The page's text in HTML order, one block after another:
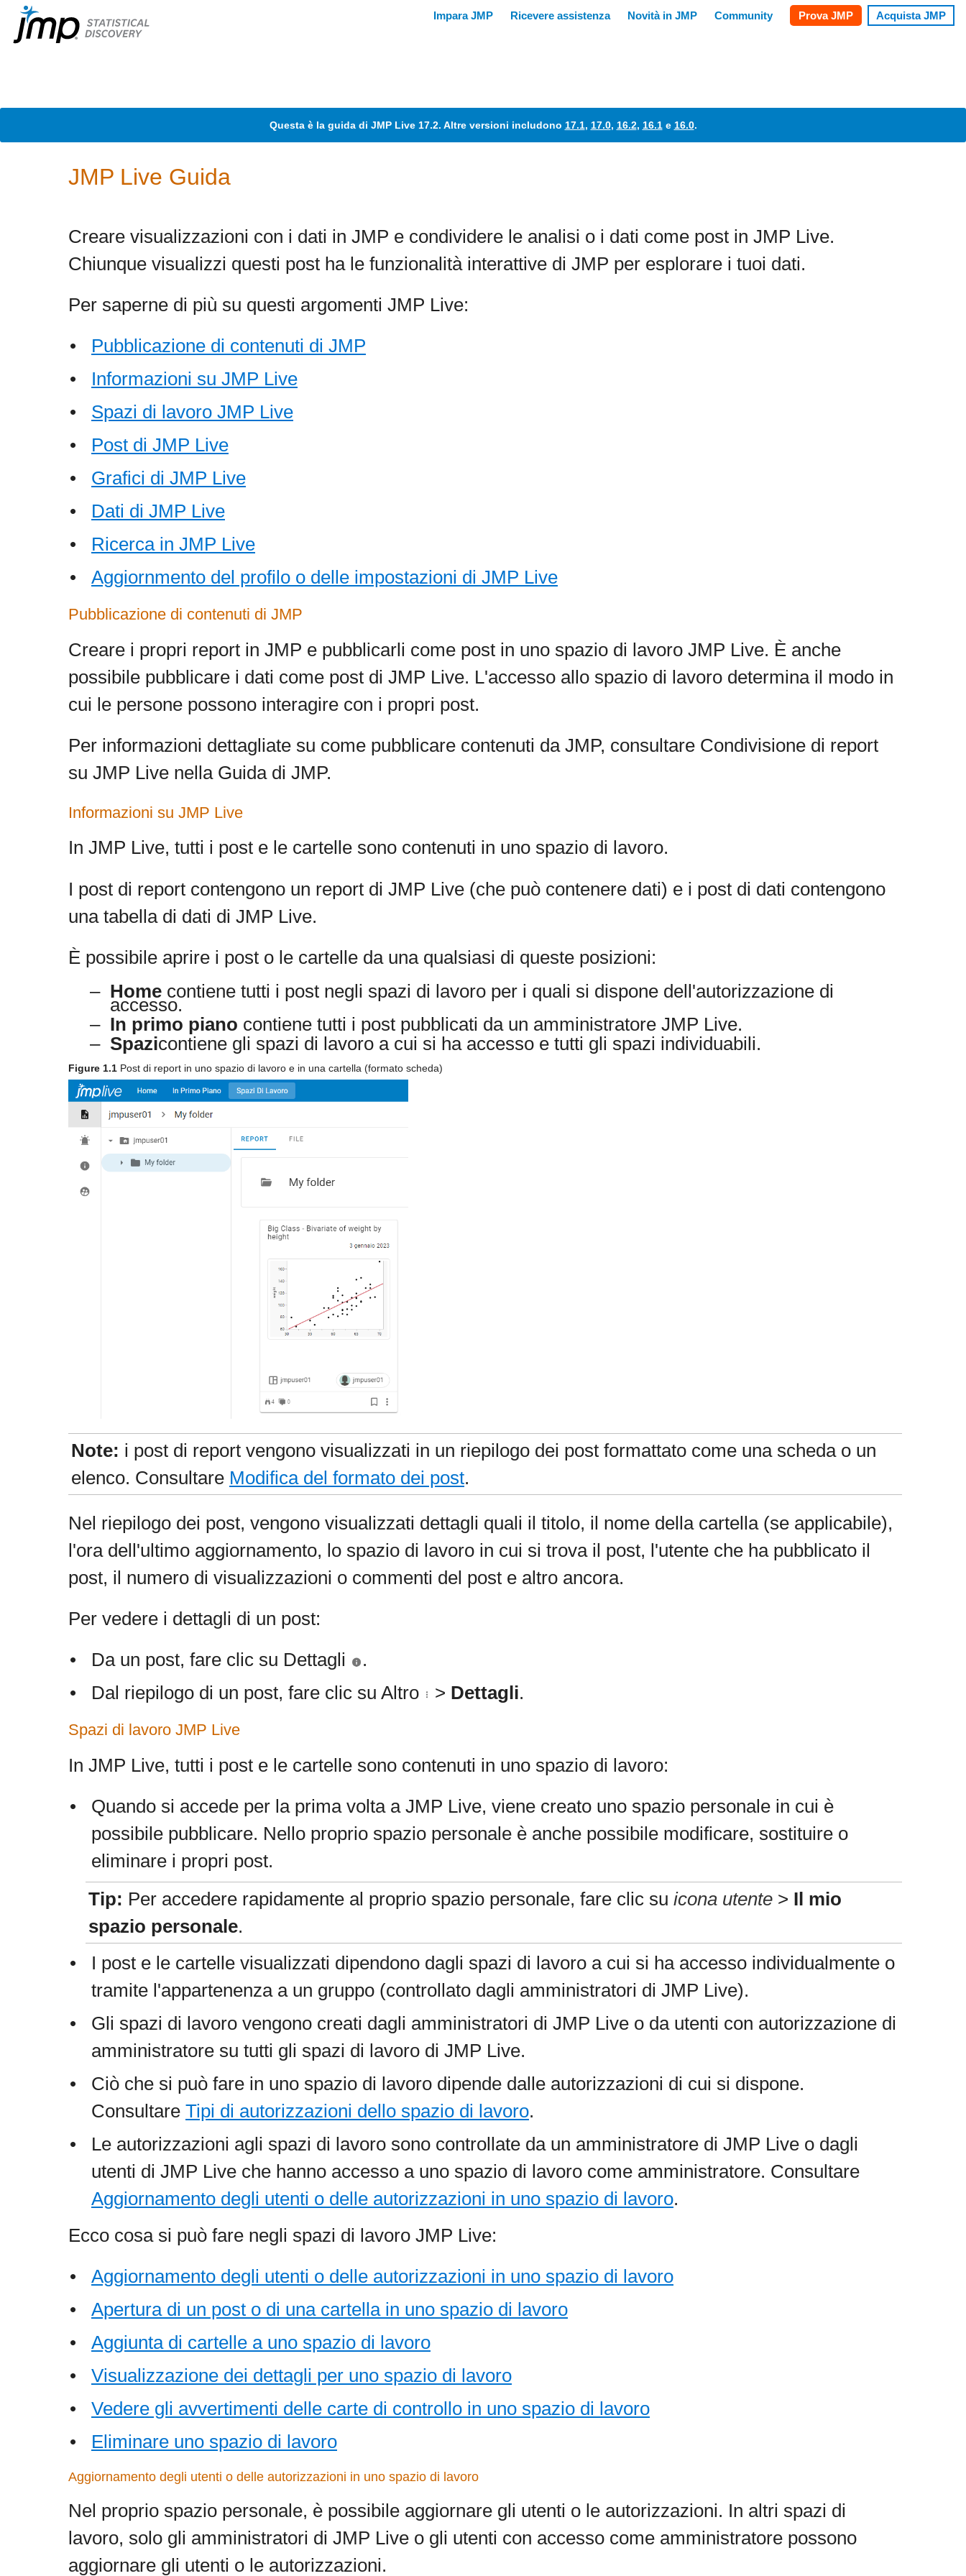
Questa è la guida di JMP Live 17.2. Altre versioni includono 17.1, 17.0, 16.2, 16.1e 16.0.
JMP Live Guida
Creare visualizzazioni con i dati in JMP e condividere le analisi o i dati come post in JMP Live.
Chiunque visualizzi questi post ha le funzionalità interattive di JMP per esplorare i tuoi dati.
Per saperne di più su questi argomenti JMP Live:
•
Pubblicazione di contenuti di JMP
•
Informazioni su JMP Live
•
Spazi di lavoro JMP Live
•
Post di JMP Live
•
Grafici di JMP Live
•
Dati di JMP Live
•
Ricerca in JMP Live
•
Aggiornmento del profilo o delle impostazioni di JMP Live
Pubblicazione di contenuti di JMP
Creare i propri report in JMP e pubblicarli come post in uno spazio di lavoro JMP Live. È anche
possibile pubblicare i dati come post di JMP Live. L'accesso allo spazio di lavoro determina il modo in
cui le persone possono interagire con i propri post.
Per informazioni dettagliate su come pubblicare contenuti da JMP, consultare Condivisione di report
su JMP Live nella Guida di JMP.
Informazioni su JMP Live
In JMP Live, tutti i post e le cartelle sono contenuti in uno spazio di lavoro.
I post di report contengono un report di JMP Live (che può contenere dati) e i post di dati contengono
una tabella di dati di JMP Live.
È possibile aprire i post o le cartelle da una qualsiasi di queste posizioni:
– Home contiene tutti i post negli spazi di lavoro per i quali si dispone dell'autorizzazione di
accesso.
– In primo piano contiene tutti i post pubblicati da un amministratore JMP Live.
– Spazicontiene gli spazi di lavoro a cui si ha accesso e tutti gli spazi individuabili.
Figure 1.1 Post di report in uno spazio di lavoro e in una cartella (formato scheda)
Note: i post di report vengono visualizzati in un riepilogo dei post formattato come una scheda o un
elenco. Consultare Modifica del formato dei post.
Nel riepilogo dei post, vengono visualizzati dettagli quali il titolo, il nome della cartella (se applicabile),
l'ora dell'ultimo aggiornamento, lo spazio di lavoro in cui si trova il post, l'utente che ha pubblicato il
post, il numero di visualizzazioni o commenti del post e altro ancora.
Per vedere i dettagli di un post:
• Da un post, fare clic su Dettagli
.
•
Dal riepilogo di un post, fare clic su Altro > Dettagli.
Spazi di lavoro JMP Live
In JMP Live, tutti i post e le cartelle sono contenuti in uno spazio di lavoro:
• Quando si accede per la prima volta a JMP Live, viene creato uno spazio personale in cui è
possibile pubblicare. Nello proprio spazio personale è anche possibile modificare, sostituire o
eliminare i propri post.
Tip: Per accedere rapidamente al proprio spazio personale, fare clic su icona utente > Il mio
spazio personale.
•
I post e le cartelle visualizzati dipendono dagli spazi di lavoro a cui si ha accesso individualmente o
tramite l'appartenenza a un gruppo (controllato dagli amministratori di JMP Live).
•
Gli spazi di lavoro vengono creati dagli amministratori di JMP Live o da utenti con autorizzazione di
amministratore su tutti gli spazi di lavoro di JMP Live.
•
Ciò che si può fare in uno spazio di lavoro dipende dalle autorizzazioni di cui si dispone.
Consultare Tipi di autorizzazioni dello spazio di lavoro.
•
Le autorizzazioni agli spazi di lavoro sono controllate da un amministratore di JMP Live o dagli
utenti di JMP Live che hanno accesso a uno spazio di lavoro come amministratore. Consultare
Aggiornamento degli utenti o delle autorizzazioni in uno spazio di lavoro.
Ecco cosa si può fare negli spazi di lavoro JMP Live:
•
Aggiornamento degli utenti o delle autorizzazioni in uno spazio di lavoro
•
Apertura di un post o di una cartella in uno spazio di lavoro
•
Aggiunta di cartelle a uno spazio di lavoro
•
Visualizzazione dei dettagli per uno spazio di lavoro
•
Vedere gli avvertimenti delle carte di controllo in uno spazio di lavoro
•
Eliminare uno spazio di lavoro
Aggiornamento degli utenti o delle autorizzazioni in uno spazio di lavoro
Nel proprio spazio personale, è possibile aggiornare gli utenti o le autorizzazioni. In altri spazi di
lavoro, solo gli amministratori di JMP Live o gli utenti con accesso come amministratore possono
aggiornare gli utenti o le autorizzazioni.